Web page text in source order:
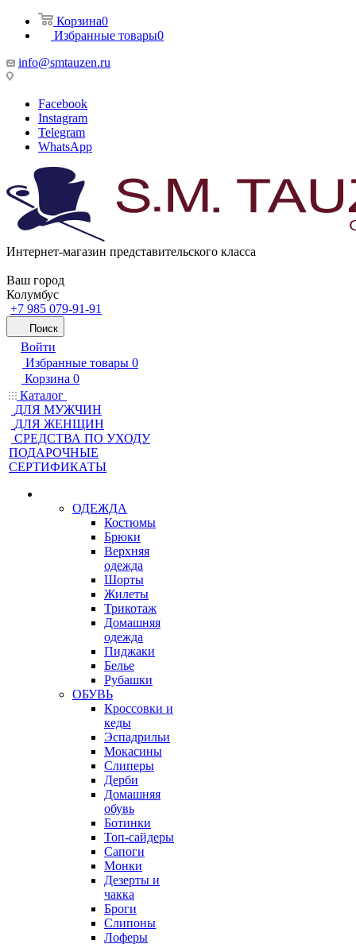
Корзина0
Избранные товары0
info@smtauzen.ru
Facebook
Instagram
Telegram
WhatsApp
Интернет-магазин представительского класса
Ваш город
Колумбус
+7 985 079-91-91
Поиск
Войти
Избранные товары 0
Корзина 0
Каталог
ДЛЯ МУЖЧИН
ДЛЯ ЖЕНЩИН
CРЕДСТВА ПО УХОДУ
ПОДАРОЧНЫЕ
СЕРТИФИКАТЫ
ОДЕЖДА
Костюмы
Брюки
Верхняя
одежда
Шорты
Жилеты
Трикотаж
Домашняя
одежда
Пиджаки
Белье
Рубашки
ОБУВЬ
Кроссовки и
кеды
Эспадрильи
Мокасины
Слиперы
Дерби
Домашняя
обувь
Ботинки
Топ-сайдеры
Сапоги
Монки
Дезерты и
чакка
Броги
Слипоны
Лоферы